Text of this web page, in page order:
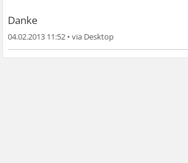
Danke
04.02.2013 11:52 •